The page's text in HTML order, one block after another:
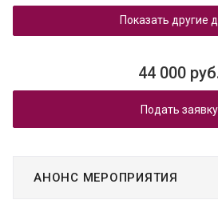
Показать другие
44 000
Подать заявку
АНОНС МЕРОПРИЯТИЯ